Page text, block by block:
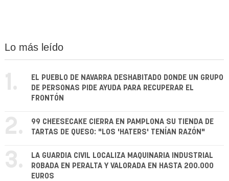
Lo más leído
1.
EL PUEBLO DE NAVARRA DESHABITADO DONDE UN GRUPO
DE PERSONAS PIDE AYUDA PARA RECUPERAR EL
FRONTÓN
2.
99 CHEESECAKE CIERRA EN PAMPLONA SU TIENDA DE
TARTAS DE QUESO: "LOS 'HATERS' TENÍAN RAZÓN"
3.
LA GUARDIA CIVIL LOCALIZA MAQUINARIA INDUSTRIAL
ROBADA EN PERALTA Y VALORADA EN HASTA 200.000
EUROS